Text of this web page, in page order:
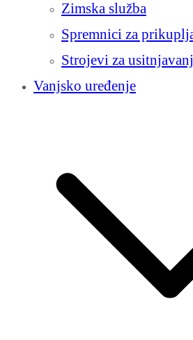
Zimska služba
Spremnici za
Strojevi za
Vanjsko uređenje